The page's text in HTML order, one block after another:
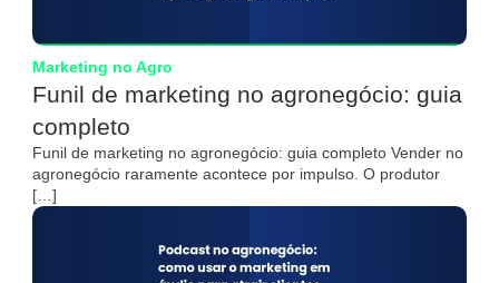
Marketing no Agro
Funil de marketing no agronegócio: guia
completo
Funil de marketing no agronegócio: guia completo Vender no
agronegócio raramente acontece por impulso. O produtor
[…]